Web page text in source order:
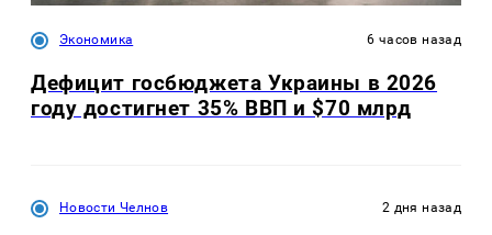
Экономика 6 часов назад
Дефицит госбюджета Украины в 2026
году достигнет 35% ВВП и $70 млрд
Новости Челнов 2 дня назад